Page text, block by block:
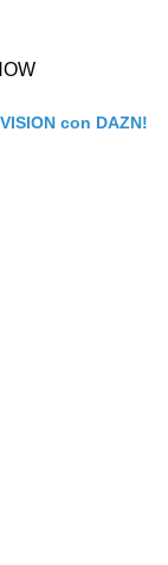
con DAZN!